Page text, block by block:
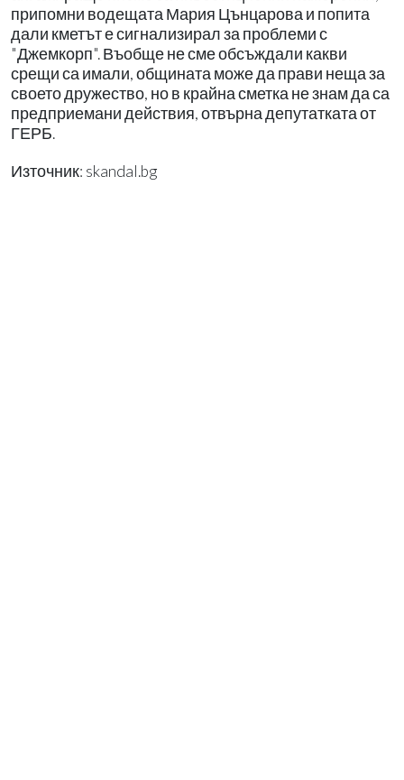
припомни водещата Мария Цънцарова и попита
дали кметът е сигнализирал за проблеми с
"Джемкорп". Въобще не сме обсъждали какви
срещи са имали, общината може да прави неща за
своето дружество, но в крайна сметка не знам да са
предприемани действия, отвърна депутатката от
ГЕРБ.
Източник: skandal.bg